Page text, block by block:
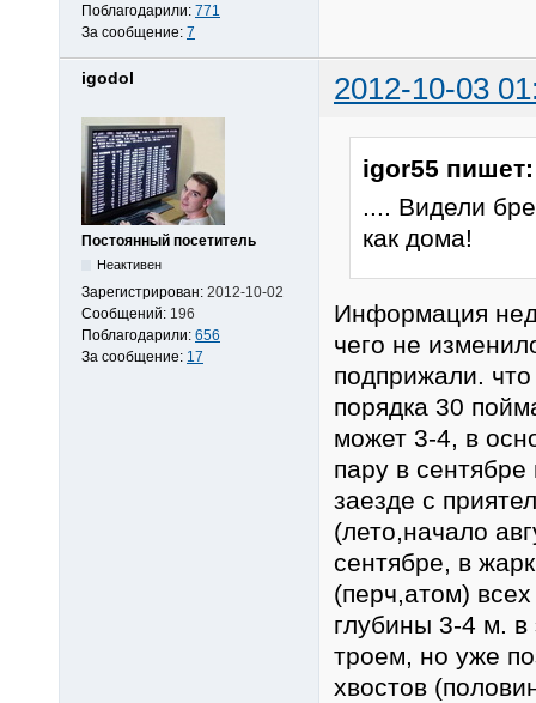
Поблагодарили: 771
За сообщение: 7
igodol 2012-10-03
Постоянный посетитель
Неактивен
Зарегистрирован: 2012-10-02
Сообщений: 196
Поблагодарили: 656
За сообщение: 17
igor55 пишет:
.... Видели
как дома!
Информация
чего не
подприжали.
порядка 30
может 3-4, в
пару в сентябре
заезде с
(лето,начало
сентябре, в
(перч,атом)
глубины 3-4 м.
троем, но уже
хвостов